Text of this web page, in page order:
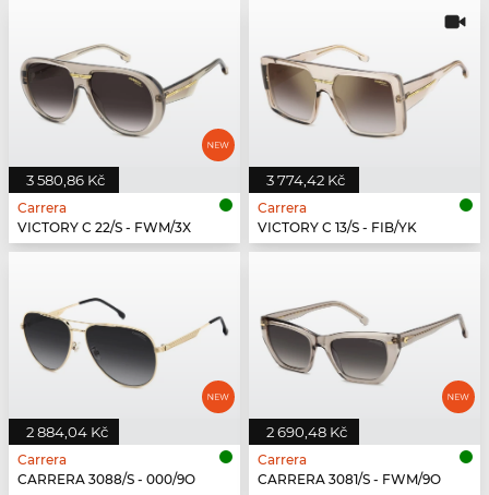
3 580,86 Kč
Carrera
VICTORY C 22/S - FWM/3X
3 774,42 Kč
Carrera
VICTORY C 13/S - FIB/YK
2 884,04 Kč
Carrera
CARRERA 3088/S - 000/9O
2 690,48 Kč
Carrera
CARRERA 3081/S - FWM/9O